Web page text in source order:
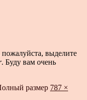
выделите
. Буду вам очень
размер 787 ×